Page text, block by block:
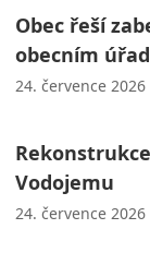
Obec řeší
obecním
24. července 2026
Vodojemu
24. července 2026